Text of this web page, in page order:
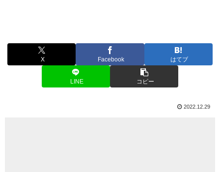
X Facebook はてブ
LINE コピー
2022.12.29